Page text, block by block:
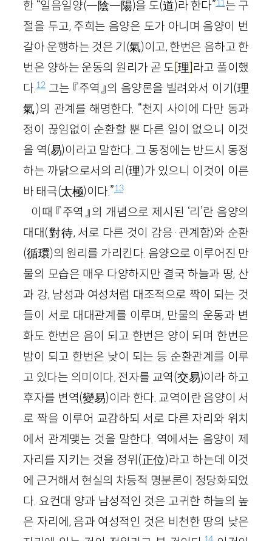
한 “일음일양(一陰一陽)을 도(道)라 한다”11는 구
절을 두고, 주희는 음양은 도가 아니며 음양이 번
갈아 운행하는 것은 기(氣)이고, 한번은 음하고 한
번은 양하는 운동의 원리가 곧 도 理 라고 풀이했
다.12그는 『주역』의 음양론을 빌려와서 이기(理
氣)의 관계를 해명한다. “천지 사이에 다만 동과
정이 끊임없이 순환할 뿐 다른 일이 없으니 이것
을 역(易)이라고 말한다. 그 동정에는 반드시 동정
하는 까닭으로서의 리(理)가 있으니 이것이 이른
바 태극(太極)이다.”13
이때 『주역』의 개념으로 제시된 ‘리’란 음양의
대대(對待, 서로 다른 것이 감응·관계함)와 순환
(循環)의 원리를 가리킨다. 음양으로 이루어진 만
물의 모습은 매우 다양하지만 결국 하늘과 땅, 산
과 강, 남성과 여성처럼 대조적으로 짝이 되는 것
들이 서로 대대관계를 이루며, 만물의 운동과 변
화도 한번은 음이 되고 한번은 양이 되며 한번은
밤이 되고 한번은 낮이 되는 등 순환관계를 이루
고 있다는 의미이다. 전자를 교역(交易)이라 하고
후자를 변역(變易)이라 한다. 교역이란 음양이 서
로 짝을 이루어 교감하되 서로 다른 자리와 위치
에서 관계맺는 것을 말한다. 역에서는 음양이 제
자리를 지키는 것을 정위(正位)라고 하는데 이것
에 근거해서 현실의 차등적 명분론이 정당화되었
다. 요컨대 양과 남성적인 것은 고귀한 하늘의 높
은 자리에, 음과 여성적인 것은 비천한 땅의 낮은